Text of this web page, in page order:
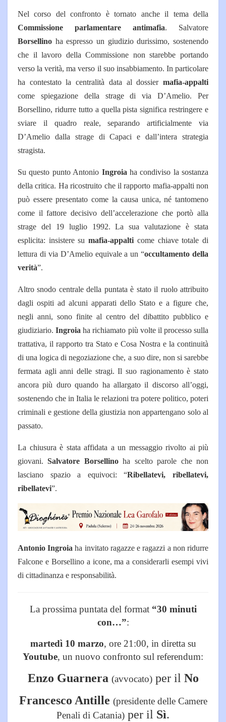
Nel corso del confronto è tornato anche il tema della
Commissione parlamentare antimafia. Salvatore
Borsellino ha espresso un giudizio durissimo, sostenendo
che il lavoro della Commissione non starebbe portando
verso la verità, ma verso il suo insabbiamento. In particolare
ha contestato la centralità data al dossier mafia-appalti
come spiegazione della strage di via D’Amelio. Per
Borsellino, ridurre tutto a quella pista significa restringere e
sviare il quadro reale, separando artificialmente via
D’Amelio dalla strage di Capaci e dall’intera strategia
stragista.
Su questo punto Antonio Ingroia ha condiviso la sostanza
della critica. Ha ricostruito che il rapporto mafia-appalti non
può essere presentato come la causa unica, né tantomeno
come il fattore decisivo dell’accelerazione che portò alla
strage del 19 luglio 1992. La sua valutazione è stata
esplicita: insistere sumafia-appalti come chiave totale di
lettura di via D’Amelio equivale a un “occultamento della
verità”.
Altro snodo centrale della puntata è stato il ruolo attribuito
dagli ospiti ad alcuni apparati dello Stato e a figure che,
negli anni, sono finite al centro del dibattito pubblico e
giudiziario. Ingroia ha richiamato più volte il processo sulla
trattativa, il rapporto tra Stato e Cosa Nostra e la continuità
di una logica di negoziazione che, a suo dire, non si sarebbe
fermata agli anni delle stragi. Il suo ragionamento è stato
ancora più duro quando ha allargato il discorso all’oggi,
sostenendo che in Italia le relazioni tra potere politico, poteri
criminali e gestione della giustizia non appartengano solo al
passato.
La chiusura è stata affidata a un messaggio rivolto ai più
giovani.Salvatore Borsellinoha scelto parole che non
lasciano spazio a equivoci: “Ribellatevi, ribellatevi,
ribellatevi”.
Antonio Ingroia ha invitato ragazze e ragazzi a non ridurre
Falcone e Borsellino a icone, ma a considerarli esempi vivi
di cittadinanza e responsabilità.
La prossima puntata del format “30 minuti
con…”:
martedì 10 marzo, ore 21:00, in diretta su
Youtube, un nuovo confronto sul referendum:
Enzo Guarnera (avvocato)per il No
Francesco Antille (presidente delle Camere
Penali di Catania) per il Sì.